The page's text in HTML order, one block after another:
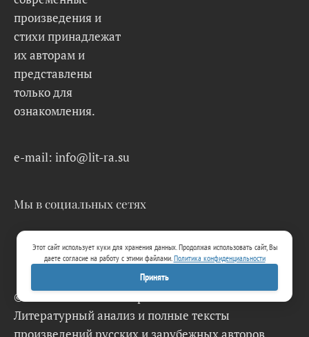
произведения и
стихи принадлежат
их авторам и
представлены
только для
ознакомления.
e-mail: info@lit-ra.su
Мы в социальных сетях
© 2026 Lit-Ra.su. Электронная библиотека.
Литературный анализ и полные тексты
Этот сайт использует куки для хранения данных. Продолжая использовать сайт, Вы
даете согласие на работу с этими файлами.Политика конфиденциальности
Принять